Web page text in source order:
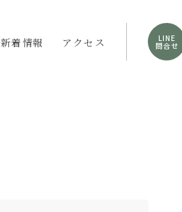
新着情報 アクセス LINE
問合せ